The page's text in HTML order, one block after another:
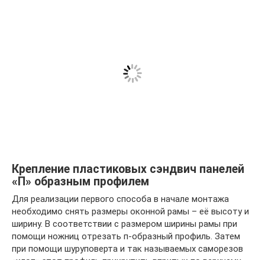
Крепление пластиковых сэндвич панелей
«П» образным профилем
Для реализации первого способа в начале монтажа
необходимо снять размеры оконной рамы – её высоту и
ширину. В соответствии с размером ширины рамы при
помощи ножниц отрезать п-образный профиль. Затем
при помощи шуруповерта и так называемых саморезов